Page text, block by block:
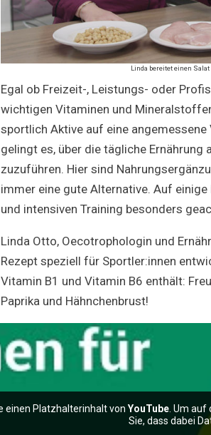
Linda bereitet einen
Egal ob Freizeit-, Leistungs- oder
wichtigen Vitaminen und
sportlich Aktive auf eine
gelingt es, über die tägliche
zuzuführen. Hier sind
immer eine gute Alternative. Auf
und intensiven Training besonders
Linda Otto, Oecotrophologin und
Rezept speziell für Sportler:innen
Vitamin B1 und Vitamin B6 enthält:
Paprika und Hähnchenbrust!
einen Platzhalterinhalt von YouTube . Um
Sie, dass dabei